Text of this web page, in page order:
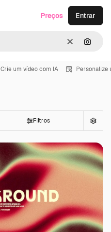
Limpar
Preços Entrar
Crie um vídeo com IA Personalize
Filtros